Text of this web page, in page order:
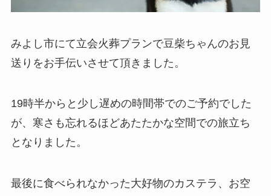
みよし市にて立会火葬プランで豆柴ちゃんのお見
送りをお手伝いさせて頂きました。
19時半からと少し遅めの時間帯でのご予約でした
が、寒さも忘れるほどあたたかな空間での旅立ち
となりました。
最後に食べられなかった大好物のカステラ、お空